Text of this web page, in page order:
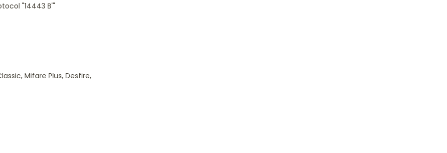
"14443 B'"
Mifare Plus, Desfire,